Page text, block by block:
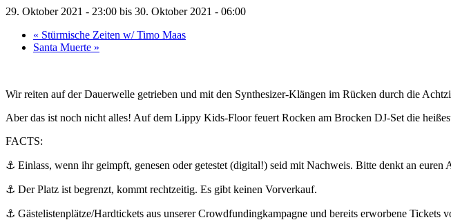
29. Oktober 2021 - 23:00 bis 30. Oktober 2021 - 06:00
« Stürmische Zeiten w/ Timo Maas
Santa Muerte »
Wir reiten auf der Dauerwelle getrieben und mit den Synthesizer-Klängen im Rücken durch die
Aber das ist noch nicht alles! Auf dem Lippy Kids-Floor feuert Rocken am Brocken DJ-Set die
FACTS:
⚓️ Einlass, wenn ihr geimpft, genesen oder getestet (digital!) seid mit Nachweis. Bitte denkt an euren
⚓️ Der Platz ist begrenzt, kommt rechtzeitig. Es gibt keinen Vorverkauf.
⚓️ Gästelistenplätze/Hardtickets aus unserer Crowdfundingkampagne und bereits erworbene